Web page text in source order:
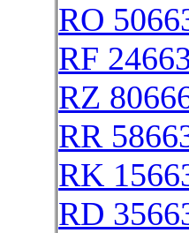
RO
RF
RZ
RR
RK
RD